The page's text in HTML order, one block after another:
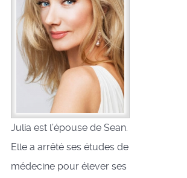
Julia est l’épouse de Sean.
Elle a arrêté ses études de
médecine pour élever ses